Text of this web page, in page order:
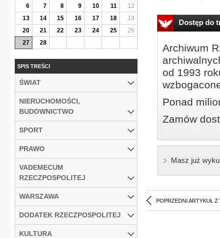
Dostęp do
Archiwum
od 1993
Ponad
Zamów
Masz już
POPRZEDNI ARTYKUŁ Z
6
7 8 9 10 11
12
13
14 15 16 17 18
19
20
21 22 23 24 25
26
27
28
SPIS TREŚCI
ŚWIAT
NIERUCHOMOŚCI,
BUDOWNICTWO
SPORT
PRAWO
VADEMECUM
RZECZPOSPOLITEJ
WARSZAWA
DODATEK RZECZPOSPOLITEJ
KULTURA